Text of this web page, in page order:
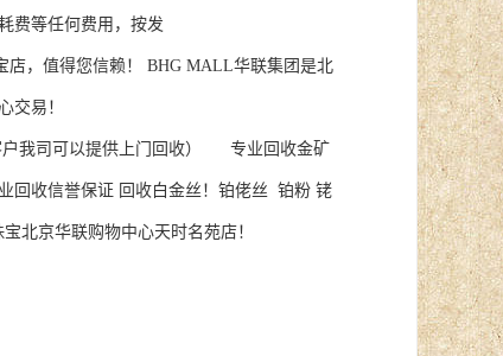
费等任何费用，按发
赖！ BHG MALL华联集团是北
交易！
户我司可以提供上门回收） 专业回收金矿
回收信誉保证 回收白金丝！铂佬丝 铂粉 铑
北京华联购物中心天时名苑店！